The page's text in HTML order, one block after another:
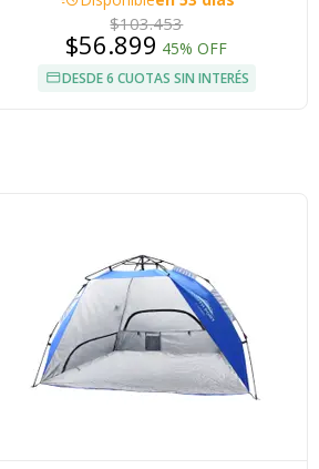
$103.453
$56.899 45% OFF
DESDE 6 CUOTAS SIN INTERÉS